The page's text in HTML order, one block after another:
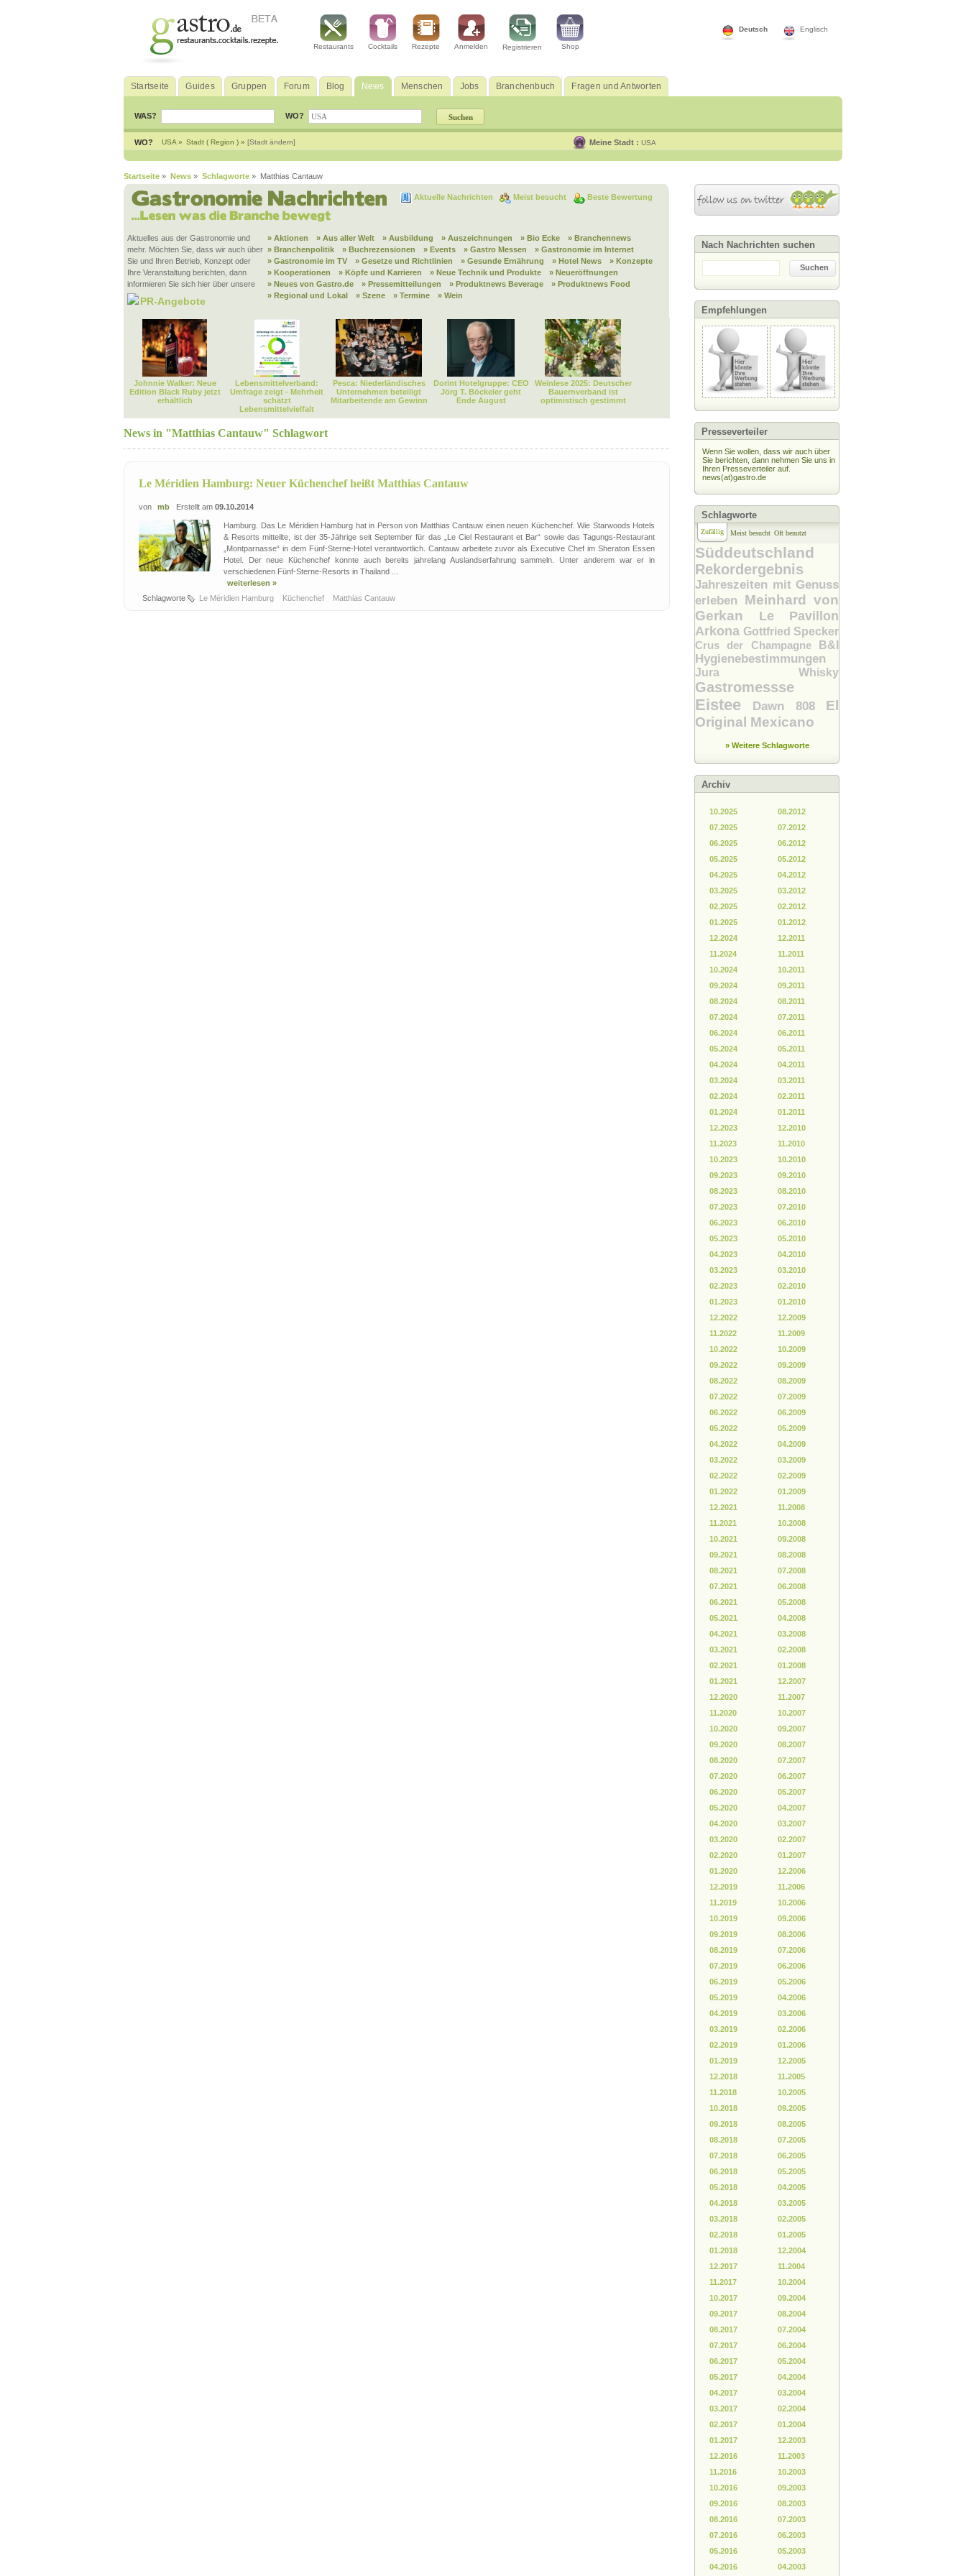
Englisch
Deutsch
Restaurants Cocktails Rezepte Anmelden Registrieren Shop
Startseite Guides Gruppen Forum Blog News Menschen Jobs Branchenbuch Fragen und Antworten
WAS? WO?
WO? USA » Stadt ( Region ) » [Stadt ändern] Meine Stadt : USA
Startseite » News » Schlagworte » Matthias Cantauw
Aktuelle Nachrichten Meist besucht Beste Bewertung
Aktuelles aus der Gastronomie und
mehr. Möchten Sie, dass wir auch über
Sie und Ihren Betrieb, Konzept oder
Ihre Veranstaltung berichten, dann
informieren Sie sich hier über unsere
PR-Angebote
» Aktionen » Aus aller Welt » Ausbildung » Auszeichnungen » Bio Ecke
» Branchennews
» Branchenpolitik
» Buchrezensionen » Events » Gastro Messen
» Gastronomie im Internet
» Gastronomie im TV
» Gesetze und Richtlinien » Gesunde Ernährung » Hotel News
» Konzepte
» Kooperationen
» Köpfe und Karrieren » Neue Technik und Produkte
» Neueröffnungen
» Neues von Gastro.de
» Pressemitteilungen » Produktnews Beverage
» Produktnews Food
» Regional und Lokal
» Szene » Termine » Wein
Johnnie Walker: Neue
Edition Black Ruby jetzt
erhältlich
Lebensmittelverband:
Umfrage zeigt - Mehrheit
schätzt
Lebensmittelvielfalt
Pesca: Niederländisches
Unternehmen beteiligt
Mitarbeitende am Gewinn
Dorint Hotelgruppe: CEO
Jörg T. Böckeler geht
Ende August
Weinlese 2025: Deutscher
Bauernverband ist
optimistisch gestimmt
News in "Matthias Cantauw" Schlagwort
Le Méridien Hamburg: Neuer Küchenchef heißt Matthias Cantauw
von mb Erstellt am 09.10.2014
Hamburg. Das Le Méridien Hamburg hat in Person von Matthias Cantauw einen neuen Küchenchef. Wie Starwoods Hotels
& Resorts mitteilte, ist der 35-Jährige seit September für das „Le Ciel Restaurant et Bar“ sowie das Tagungs-Restaurant
„Montparnasse“ in dem Fünf-Sterne-Hotel verantwortlich. Cantauw arbeitete zuvor als Executive Chef im Sheraton Essen
Hotel. Der neue Küchenchef konnte auch bereits jahrelang Auslandserfahrung sammeln. Unter anderem war er in
verschiedenen Fünf-Sterne-Resorts in Thailand ...
weiterlesen »
Schlagworte
Le Méridien Hamburg Küchenchef Matthias Cantauw
Nach Nachrichten suchen
Suchen
Empfehlungen
Presseverteiler
Wenn Sie wollen, dass wir auch über
Sie berichten, dann nehmen Sie uns in
Ihren Presseverteiler auf.
news(at)gastro.de
Schlagworte
Zufällig Meist besucht Oft benutzt
Süddeutschland
Rekordergebnis
Jahreszeiten mit Genuss
erleben Meinhard von
Gerkan Le Pavillon
Arkona Gottfried Specker
Crus der Champagne
B&I
Hygienebestimmungen
Jura Whisky
Gastromessse
Eistee Dawn 808 El
Original Mexicano
» Weitere Schlagworte
Archiv
10.2025
07.2025
06.2025
05.2025
04.2025
03.2025
02.2025
01.2025
12.2024
11.2024
10.2024
09.2024
08.2024
07.2024
06.2024
05.2024
04.2024
03.2024
02.2024
01.2024
12.2023
11.2023
10.2023
09.2023
08.2023
07.2023
06.2023
05.2023
04.2023
03.2023
02.2023
01.2023
12.2022
11.2022
10.2022
09.2022
08.2022
07.2022
06.2022
05.2022
04.2022
03.2022
02.2022
01.2022
12.2021
11.2021
10.2021
09.2021
08.2021
07.2021
06.2021
05.2021
04.2021
03.2021
02.2021
01.2021
12.2020
11.2020
10.2020
09.2020
08.2020
07.2020
06.2020
05.2020
04.2020
03.2020
02.2020
01.2020
12.2019
11.2019
10.2019
09.2019
08.2019
07.2019
06.2019
05.2019
04.2019
03.2019
02.2019
01.2019
12.2018
11.2018
10.2018
09.2018
08.2018
07.2018
06.2018
05.2018
04.2018
03.2018
02.2018
01.2018
12.2017
11.2017
10.2017
09.2017
08.2017
07.2017
06.2017
05.2017
04.2017
03.2017
02.2017
01.2017
12.2016
11.2016
10.2016
09.2016
08.2016
07.2016
05.2016
04.2016
08.2012
07.2012
06.2012
05.2012
04.2012
03.2012
02.2012
01.2012
12.2011
11.2011
10.2011
09.2011
08.2011
07.2011
06.2011
05.2011
04.2011
03.2011
02.2011
01.2011
12.2010
11.2010
10.2010
09.2010
08.2010
07.2010
06.2010
05.2010
04.2010
03.2010
02.2010
01.2010
12.2009
11.2009
10.2009
09.2009
08.2009
07.2009
06.2009
05.2009
04.2009
03.2009
02.2009
01.2009
11.2008
10.2008
09.2008
08.2008
07.2008
06.2008
05.2008
04.2008
03.2008
02.2008
01.2008
12.2007
11.2007
10.2007
09.2007
08.2007
07.2007
06.2007
05.2007
04.2007
03.2007
02.2007
01.2007
12.2006
11.2006
10.2006
09.2006
08.2006
07.2006
06.2006
05.2006
04.2006
03.2006
02.2006
01.2006
12.2005
11.2005
10.2005
09.2005
08.2005
07.2005
06.2005
05.2005
04.2005
03.2005
02.2005
01.2005
12.2004
11.2004
10.2004
09.2004
08.2004
07.2004
06.2004
05.2004
04.2004
03.2004
02.2004
01.2004
12.2003
11.2003
10.2003
09.2003
08.2003
07.2003
06.2003
05.2003
04.2003